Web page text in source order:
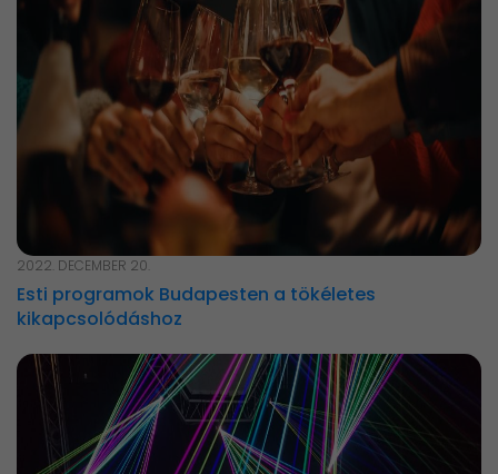
2022. DECEMBER 20.
Esti programok Budapesten a tökéletes
kikapcsolódáshoz